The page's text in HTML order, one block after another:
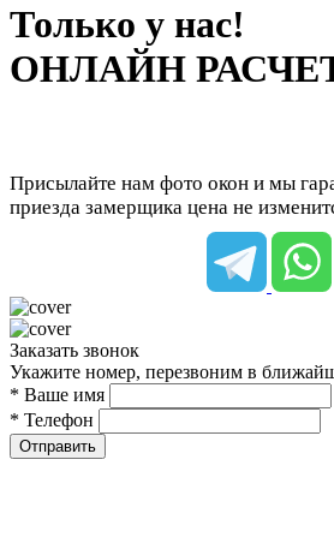
Только у нас!
ОНЛАЙН
Присылайте нам фото окон и мы
приезда замерщика цена не
Заказать звонок
Укажите номер, перезвоним в
* Ваше имя
* Телефон
Отправить